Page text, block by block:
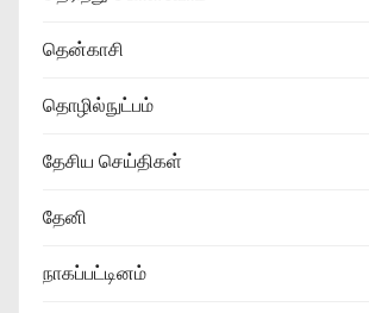
தென்காசி
தொழில்நுட்பம்
தேசிய செய்திகள்
தேனி
நாகப்பட்டினம்